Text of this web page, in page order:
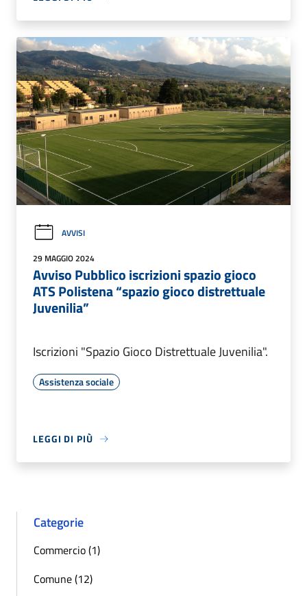
AVVISI
29 MAGGIO 2024
Avviso Pubblico iscrizioni spazio gioco
ATS Polistena “spazio gioco distrettuale
Juvenilia”
Iscrizioni "Spazio Gioco Distrettuale Juvenilia".
Assistenza sociale
LEGGI DI PIÙ
Categorie
Commercio (1)
Comune (12)